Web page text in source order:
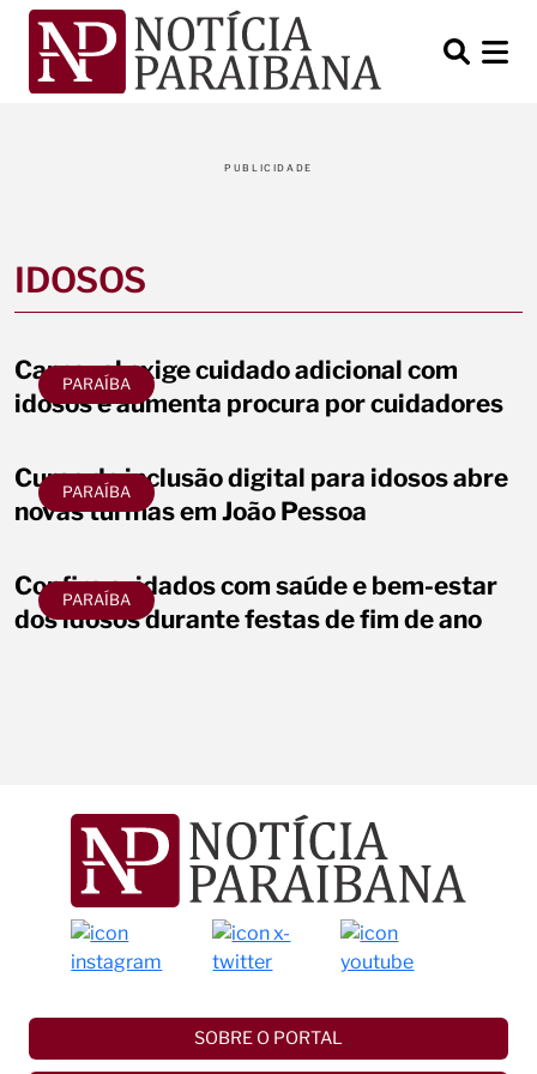
PUBLICIDADE
IDOSOS
PARAÍBA
Carnaval exige cuidado adicional com
idosos e aumenta procura por cuidadores
PARAÍBA
Curso de inclusão digital para idosos abre
novas turmas em João Pessoa
PARAÍBA
Confira cuidados com saúde e bem-estar
dos idosos durante festas de fim de ano
SOBRE O PORTAL